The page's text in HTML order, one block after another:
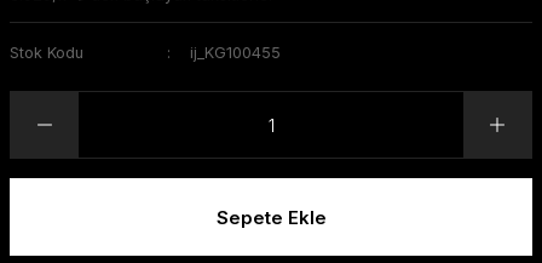
Stok Kodu ij_KG100455
Sepete Ekle